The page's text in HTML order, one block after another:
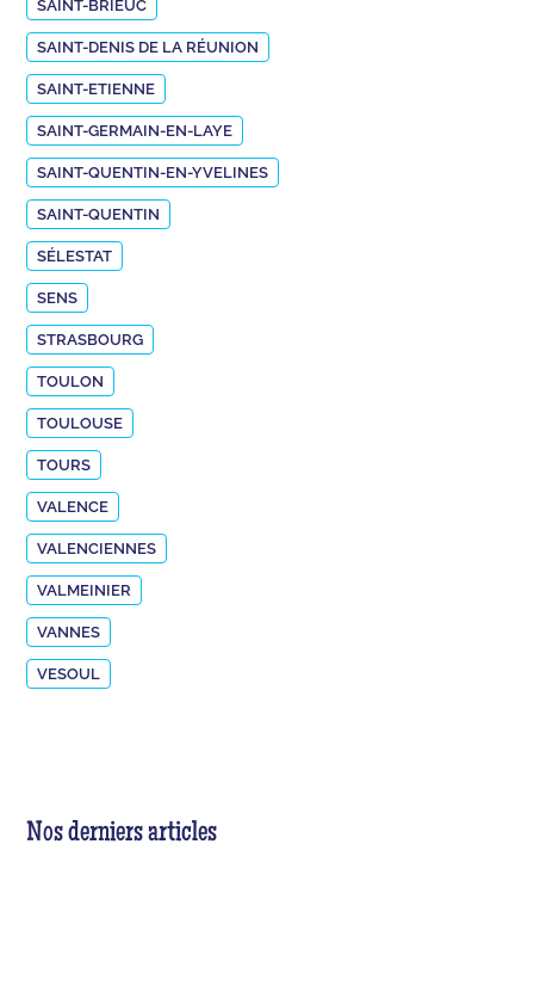
SAINT-BRIEUC
SAINT-DENIS DE LA RÉUNION
SAINT-ETIENNE
SAINT-GERMAIN-EN-LAYE
SAINT-QUENTIN-EN-YVELINES
SAINT-QUENTIN
SÉLESTAT
SENS
STRASBOURG
TOULON
TOULOUSE
TOURS
VALENCE
VALENCIENNES
VALMEINIER
VANNES
VESOUL
Nos derniers articles